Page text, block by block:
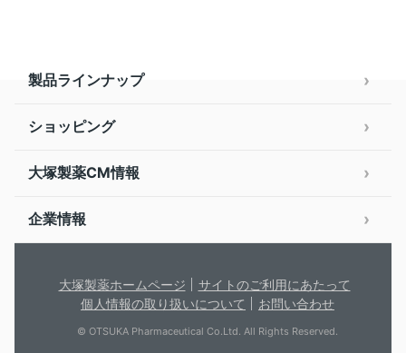
製品ラインナップ
ショッピング
大塚製薬CM情報
企業情報
大塚製薬ホームページ
サイトのご利用にあたって
個人情報の取り扱いについて
お問い合わせ
© OTSUKA Pharmaceutical Co.Ltd. All Rights Reserved.